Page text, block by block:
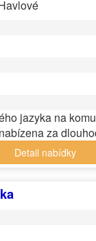
jazyka na
za
Detail nabídky